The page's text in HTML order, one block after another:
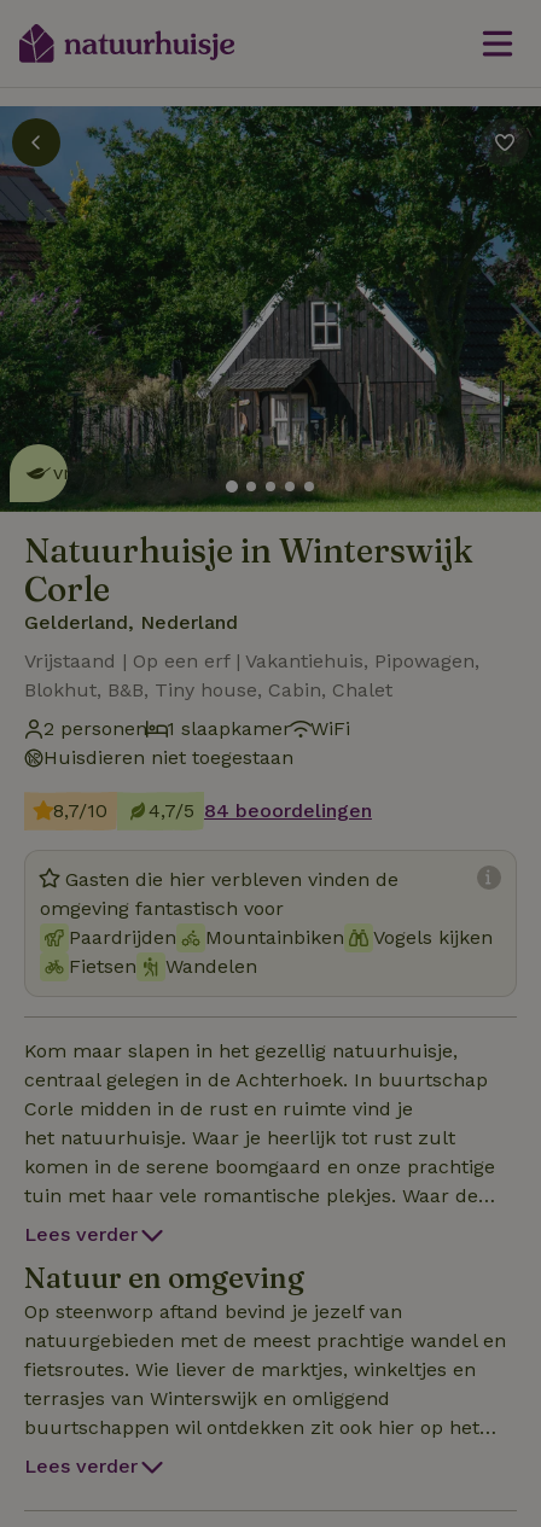
Dit natuurhuisje is eco-
vriendelijk
lees meer
Natuurhuisje in Winterswijk
Corle
Gelderland, Nederland
Vrijstaand | Op een erf | Vakantiehuis, Pipowagen,
Blokhut, B&B, Tiny house, Cabin, Chalet
2 personen
1 slaapkamer
WiFi
Huisdieren niet toegestaan
8,7/10 4,7/5 84 beoordelingen
Gasten die hier verbleven vinden de
omgeving fantastisch voor
Paardrijden
Mountainbiken
Vogels kijken
Fietsen
Wandelen
Kom maar slapen in het gezellig natuurhuisje,
centraal gelegen in de Achterhoek. In buurtschap
Corle midden in de rust en ruimte vind je
het natuurhuisje. Waar je heerlijk tot rust zult
komen in de serene boomgaard en onze prachtige
tuin met haar vele romantische plekjes. Waar de
Achterhoekse gastvrijheid hoog in het vaandel staat.
deze prachtige plaats en laat tegelijkertijd je hoofd
tot rust komen op een van onze terrassen in de
halve hectare grote tuin die vrij te bewandelen is. De
slaap gelegenheden bestaat uit een 2 persoons bed
op een vide en 2 persoons slaapbank Nu ook te
combineren met ons andere natuurhuisje (id nr
64734) voor grotere groepen tot 8 personen, ook de
Lees verder
Natuur en omgeving
Op steenworp aftand bevind je jezelf van
natuurgebieden met de meest prachtige wandel en
fietsroutes. Wie liever de marktjes, winkeltjes en
terrasjes van Winterswijk en omliggend
buurtschappen wil ontdekken zit ook hier op het
goede adres. Op +/- 2 km afstand bevindt zich het
wat wils.
Lees verder